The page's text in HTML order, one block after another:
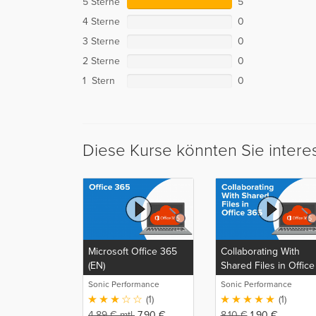
4 Sterne
0
3 Sterne
0
2 Sterne
0
1 Stern
0
Diese Kurse könnten Sie
Microsoft Office 365
(EN)
Sonic Performance
(1)
Collaborating With
Shared Files in Office
365 (EN)
Sonic Performance
(1)